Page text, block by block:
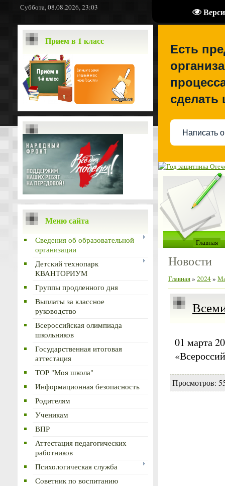
Суббота, 08.08.2026, 23:03
Прием в 1 класс
Меню сайта
Сведения об образовательной
организации
Детский технопарк
КВАНТОРИУМ
Группы продленного дня
Выплаты за классное
руководство
Всероссийская олимпиада
школьников
Государственная итоговая
аттестация
ТОР "Моя школа"
Информационная безопасность
Родителям
Ученикам
ВПР
Аттестация педагогических
работников
Психологическая служба
Советник по воспитанию
Есть
сделать
Написать
Главная
Новости
Главная» 2024»
01 марта
Просмотров: